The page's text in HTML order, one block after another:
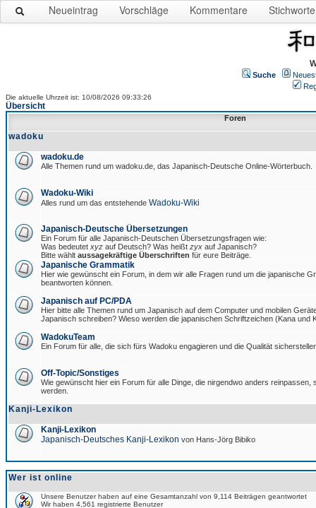
Neueintrag Vorschläge Kommentare Stichworte
Suche
Die aktuelle Uhrzeit ist: 10/08/2026 09:33:26
Übersicht
Foren
wadoku
wadoku.de
Alle Themen rund um wadoku.de, das Japanisch-Deutsche Online-Wörterbuch.
Wadoku-Wiki
Alles rund um das entstehende Wadoku-Wiki
Japanisch-Deutsche Übersetzungen
Ein Forum für alle Japanisch-Deutschen Übersetzungsfragen wie:
Was bedeutet xyz auf Deutsch? Was heißt zyx auf Japanisch?
Bitte wählt aussagekräftige Überschriften für eure Beiträge.
Japanische Grammatik
Hier wie gewünscht ein Forum, in dem wir alle Fragen rund um die japanische
beantworten können.
Japanisch auf PC/PDA
Hier bitte alle Themen rund um Japanisch auf dem Computer und mobilen
Japanisch schreiben? Wieso werden die japanischen Schriftzeichen (Kana und
WadokuTeam
Ein Forum für alle, die sich fürs Wadoku engagieren und die Qualität
Off-Topic/Sonstiges
Wie gewünscht hier ein Forum für alle Dinge, die nirgendwo anders reinpassen,
werden.
Kanji-Lexikon
Kanji-Lexikon
Japanisch-Deutsches Kanji-Lexikon von Hans-Jörg Bibiko
Wer ist online
Unsere Benutzer haben auf eine Gesamtanzahl von 9,114 Beiträgen geantwortet
Wir haben 4,561 registrierte Benutzer